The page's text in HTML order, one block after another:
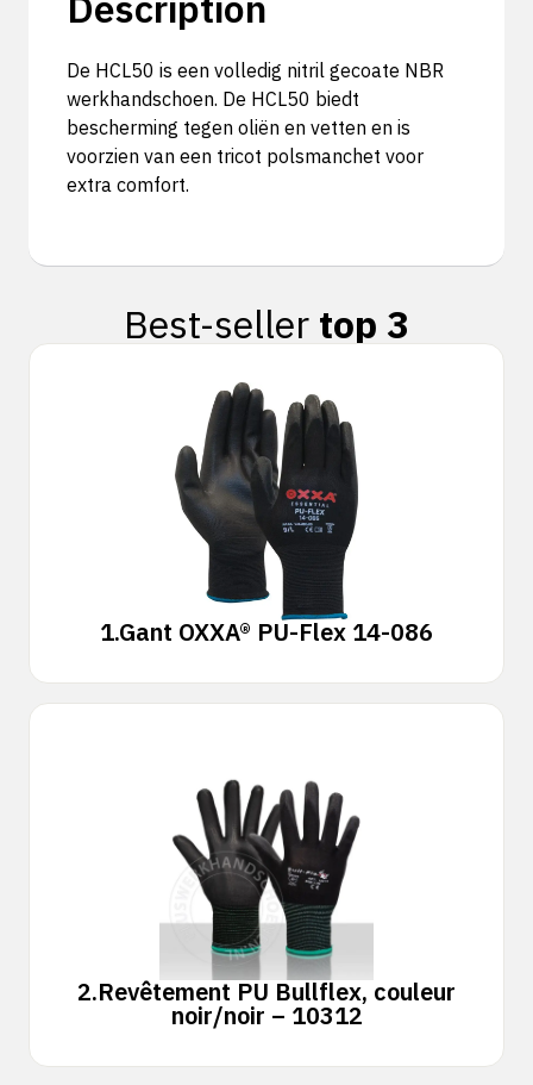
De HCL50 is een volledig nitril gecoate NBR
werkhandschoen. De HCL50 biedt
bescherming tegen oliën en vetten en is
voorzien van een tricot polsmanchet voor
extra comfort.
Best-seller top 3
1.Gant OXXA® PU-Flex 14-086
2.Revêtement PU Bullflex, couleur
noir/noir – 10312